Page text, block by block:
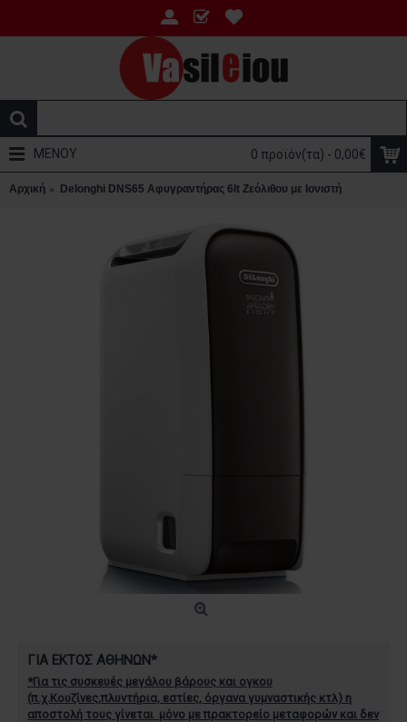
0 προϊόν(τα) - 0,00€
ΜΕΝΟΥ
Αρχική Delonghi DNS65 Αφυγραντήρας 6lt Ζεόλιθου με Ιονιστή
ΓΙΑ ΕΚΤΟΣ ΑΘΗΝΩΝ*
*Για τις συσκευές μεγάλου βάρους και ογκου
(π.χ.Κουζίνες,πλυντήρια, εστίες, όργανα γυμναστικής κτλ) η
αποστολή τους γίνεται μόνο με πρακτορείο μεταφορών και δεν